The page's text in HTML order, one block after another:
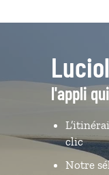
l'appli
clic
Notre